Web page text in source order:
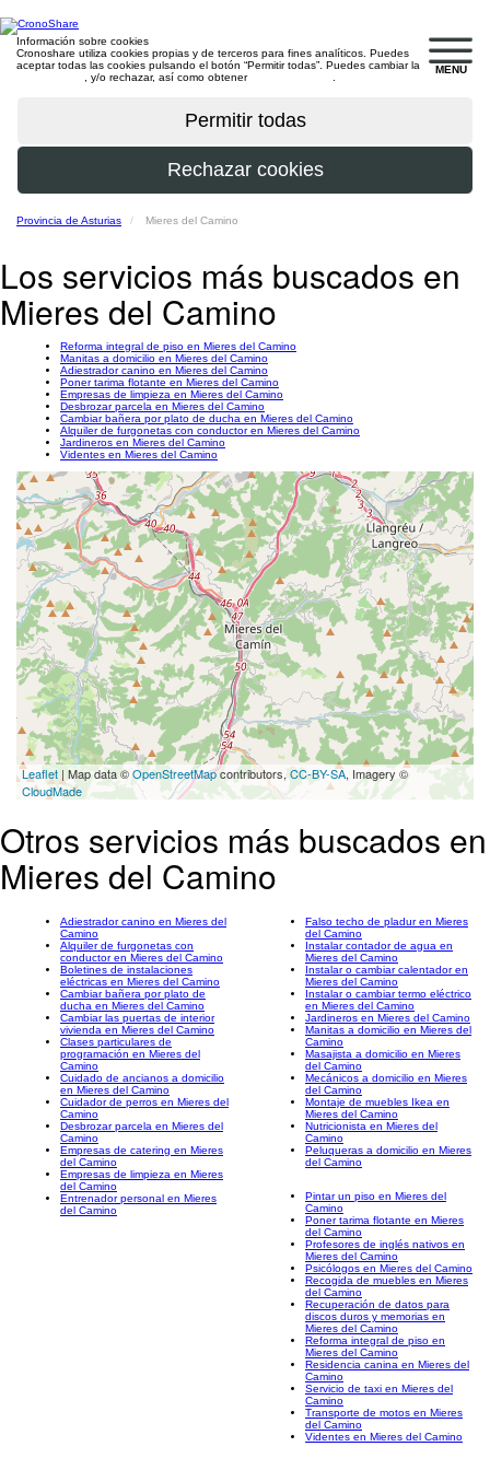
MENU
Información sobre cookies
Cronoshare utiliza cookies propias y de terceros para fines analíticos. Puedes
aceptar todas las cookies pulsando el botón “Permitir todas”. Puedes cambiar la
, y/o rechazar, así como obtener
Provincia de Asturias Mieres del Camino
Los servicios más buscados en
Mieres del Camino
Reforma integral de piso en Mieres del Camino
Manitas a domicilio en Mieres del Camino
Adiestrador canino en Mieres del Camino
Poner tarima flotante en Mieres del Camino
Empresas de limpieza en Mieres del Camino
Desbrozar parcela en Mieres del Camino
Cambiar bañera por plato de ducha en Mieres del Camino
Alquiler de furgonetas con conductor en Mieres del Camino
Jardineros en Mieres del Camino
Videntes en Mieres del Camino
Leaflet | Map data ©OpenStreetMapcontributors, CC-BY-SA, Imagery ©
CloudMade
Otros servicios más buscados en
Mieres del Camino
Adiestrador canino en Mieres del
Camino
Alquiler de furgonetas con
conductor en Mieres del Camino
Boletines de instalaciones
eléctricas en Mieres del Camino
Cambiar bañera por plato de
ducha en Mieres del Camino
Cambiar las puertas de interior
vivienda en Mieres del Camino
Clases particulares de
programación en Mieres del
Camino
Cuidado de ancianos a domicilio
en Mieres del Camino
Cuidador de perros en Mieres del
Camino
Desbrozar parcela en Mieres del
Camino
Empresas de catering en Mieres
del Camino
Empresas de limpieza en Mieres
del Camino
Entrenador personal en Mieres
del Camino
Falso techo de pladur en Mieres
del Camino
Instalar contador de agua en
Mieres del Camino
Instalar o cambiar calentador en
Mieres del Camino
Instalar o cambiar termo eléctrico
en Mieres del Camino
Jardineros en Mieres del Camino
Manitas a domicilio en Mieres del
Camino
Masajista a domicilio en Mieres
del Camino
Mecánicos a domicilio en Mieres
del Camino
Montaje de muebles Ikea en
Mieres del Camino
Nutricionista en Mieres del
Camino
Peluqueras a domicilio en Mieres
del Camino
Pintar un piso en Mieres del
Camino
Poner tarima flotante en Mieres
del Camino
Profesores de inglés nativos en
Mieres del Camino
Psicólogos en Mieres del Camino
Recogida de muebles en Mieres
del Camino
Recuperación de datos para
discos duros y memorias en
Mieres del Camino
Reforma integral de piso en
Mieres del Camino
Residencia canina en Mieres del
Camino
Servicio de taxi en Mieres del
Camino
Transporte de motos en Mieres
del Camino
Videntes en Mieres del Camino